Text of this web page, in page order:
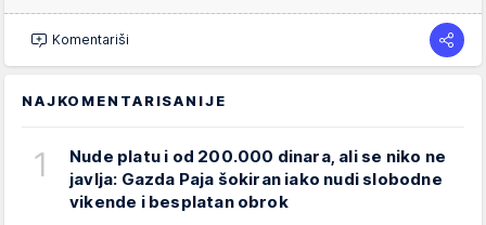
Komentariši
NAJKOMENTARISANIJE
1
Nude platu i od 200.000 dinara, ali se niko ne
javlja: Gazda Paja šokiran iako nudi slobodne
vikende i besplatan obrok